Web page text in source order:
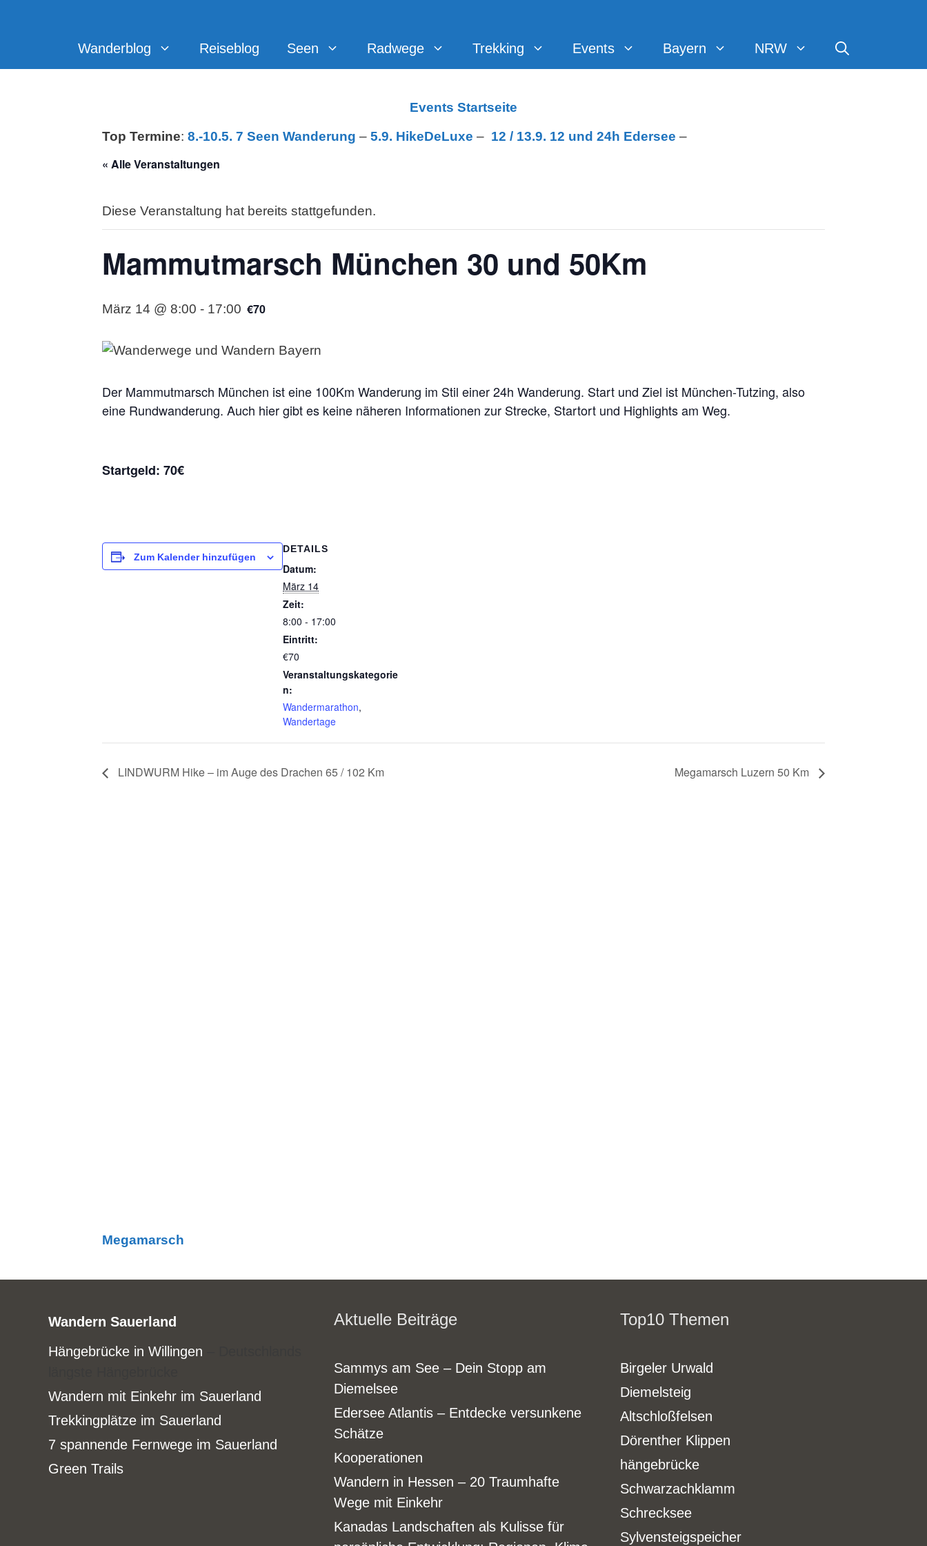
Wanderblog Reiseblog Seen Radwege Trekking Events Bayern NRW
Events Startseite
Top Termine: 8.-10.5. 7 Seen Wanderung – 5.9. HikeDeLuxe – 12 / 13.9. 12 und 24h Edersee –
« Alle Veranstaltungen
Diese Veranstaltung hat bereits stattgefunden.
Mammutmarsch München 30 und 50Km
März 14 @ 8:00 - 17:00 €70
Der Mammutmarsch München ist eine 100Km Wanderung im Stil einer 24h Wanderung. Start und Ziel ist München-Tutzing, also
eine Rundwanderung. Auch hier gibt es keine näheren Informationen zur Strecke, Startort und Highlights am Weg.
Startgeld: 70€
Zum Kalender hinzufügen
DETAILS
Datum:
März 14
Zeit:
8:00 - 17:00
Eintritt:
€70
Veranstaltungskategorie
n:
Wandermarathon,
Wandertage
LINDWURM Hike – im Auge des Drachen 65 / 102 Km Megamarsch Luzern 50 Km
Megamarsch
Wandern Sauerland
Hängebrücke in Willingen
Wandern mit Einkehr im Sauerland
Trekkingplätze im Sauerland
7 spannende Fernwege im Sauerland
Green Trails
Aktuelle Beiträge
Sammys am See – Dein Stopp am
Diemelsee
Edersee Atlantis – Entdecke versunkene
Schätze
Kooperationen
Wandern in Hessen – 20 Traumhafte
Wege mit Einkehr
Kanadas Landschaften als Kulisse für
Top10 Themen
Birgeler Urwald
Diemelsteig
Altschloßfelsen
Dörenther Klippen
hängebrücke
Schwarzachklamm
Schrecksee
Sylvensteigspeicher